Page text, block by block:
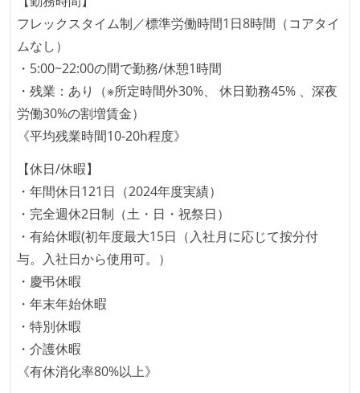
いく姿勢が根付いている
ユーザーのニーズや課題を理解するために、開発チー
ムのメンバーが、ユーザーインタビューに参加してい
る
1年以内に、技術負債を解消するためのプロジェクト
や、古くなったツールのリプレイスプロジェクトがボ
トムアップで実施されたことがある
OS やエディタ、IDE といった個人の環境は、各自の責
任で好きなものを使うことができる
企画を決定する場に、実装を担当する開発メンバーが
参加している
タスクの見積もりは、実装を担当するメンバーが中心
となって行う
全体のスケジュール管理は、途中の成果を随時確認し
ながら、納期または盛り込む機能を柔軟に調整する形
で行う
プロダクトの開発言語やフレームワークなど主要な構
フレックスタイム制／標準労働時間1日8時間（コアタイ
ムなし）
・5:00~22:00の間で勤務/休憩1時間
・残業：あり（※所定時間外30%、 休日勤務45% 、深夜
労働30%の割増賃金）
《平均残業時間10-20h程度》
【休日/休暇】
・年間休日121日（2024年度実績）
・完全週休2日制（土・日・祝祭日）
・有給休暇(初年度最大15日（入社月に応じて按分付
与。入社日から使用可。）
・慶弔休暇
・年末年始休暇
・特別休暇
・介護休暇
《有休消化率80%以上》